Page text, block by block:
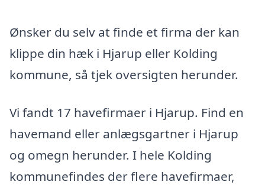
Ønsker du selv at finde et firma der kan
klippe din hæk i Hjarup eller Kolding
kommune, så tjek oversigten herunder.
Vi fandt 17 havefirmaer i Hjarup. Find en
havemand eller anlægsgartner i Hjarup
og omegn herunder. I hele Kolding
kommunefindes der flere havefirmaer,